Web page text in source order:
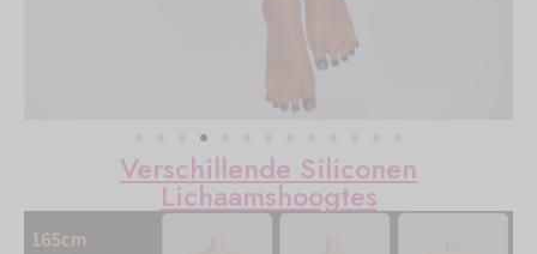
Verschillende Siliconen
Lichaamshoogtes